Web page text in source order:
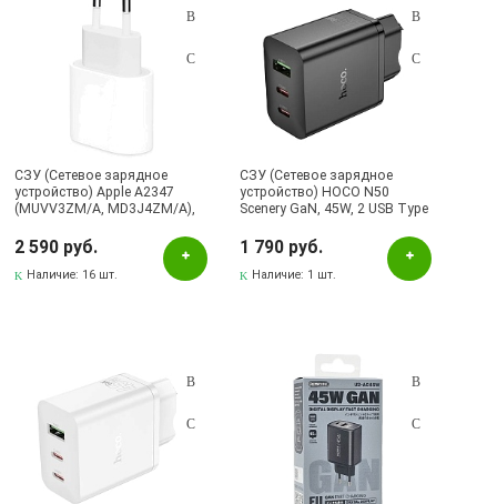
СЗУ (Сетевое зарядное
устройство) Apple A2347
(MUVV3ZM/A, MD3J4ZM/A),
2 590 руб.
Наличие: 16 шт.
СЗУ (Сетевое зарядное
устройство) HOCO N50
Scenery GaN, 45W, 2 USB Type
черный
1 790 руб.
Наличие: 1 шт.